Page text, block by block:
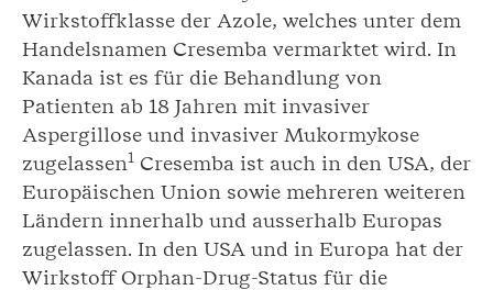
Wirkstoffklasse der Azole, welches unter dem
Handelsnamen Cresemba vermarktet wird. In
Kanada ist es für die Behandlung von
Patienten ab 18 Jahren mit invasiver
Aspergillose und invasiver Mukormykose
zugelassen1 Cresemba ist auch in den USA, der
Europäischen Union sowie mehreren weiteren
Ländern innerhalb und ausserhalb Europas
zugelassen. In den USA und in Europa hat der
Wirkstoff Orphan-Drug-Status für die